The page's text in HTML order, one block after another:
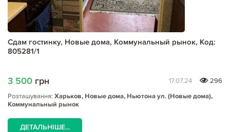
Сдам гостинку, Новые дома, Коммунальный рынок, Код:
805281/1
3 500 грн 17.07.24
296
Розташування: Харьков, Новые дома, Ньютона ул. (Новые дома),
Коммунальный рынок
ДЕТАЛЬНІШЕ...